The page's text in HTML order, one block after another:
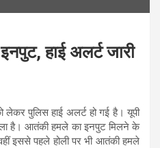
हाई अलर्ट जारी
पुलिस हाई अलर्ट हो गई है। यूपी
है। आतंकी हमले का इनपुट मिलने के
इससे पहले होली पर भी आतंकी हमले